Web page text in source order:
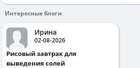
Интересные блоги
Ирина
02-08-2026
Рисовый завтрак для
выведения солей